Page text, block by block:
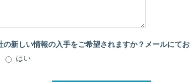
の新しい情報の入手をご希望されますか？メールにてお
はい